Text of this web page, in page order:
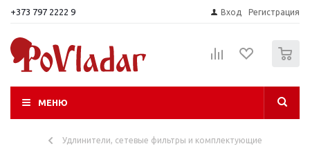
+373 797 2222 9 Вход Регистрация
МЕНЮ
Удлинители, сетевые фильтры и комплектующие